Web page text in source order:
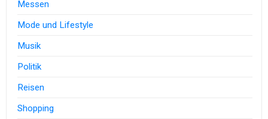
Messen
Mode und Lifestyle
Musik
Politik
Reisen
Shopping